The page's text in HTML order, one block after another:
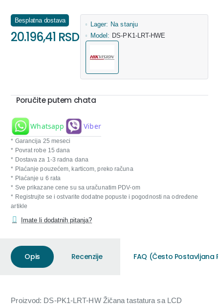
Besplatna dostava
20.196,41 RSD
Lager: Na stanju
Model: DS-PK1-LRT-HWE
Poručite putem chata
Whatsapp Viber
* Garancija 25 meseci
* Povrat robe 15 dana
* Dostava za 1-3 radna dana
* Plaćanje pouzećem, karticom, preko računa
* Plaćanje u 6 rata
* Sve prikazane cene su sa uračunatim PDV-om
* Registrujte se i ostvarite dodatne popuste i pogodnosti na određene
artikle
Imate li dodatnih pitanja?
Opis Recenzije FAQ (Često Postavljana
Proizvod: DS-PK1-LRT-HW Žičana tastatura sa LCD